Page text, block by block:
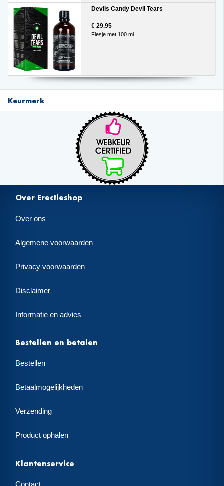
Devils Candy Devil Tears
€ 29.95
Flesje met 100 ml
Keurmerk
Over Erectieshop
Over ons
Algemene voorwaarden
Privacy voorwaarden
Disclaimer
Informatie en advies
Bestellen en betalen
Bestellen
Betaalmogelijkheden
Verzending
Product ophalen
Klantenservice